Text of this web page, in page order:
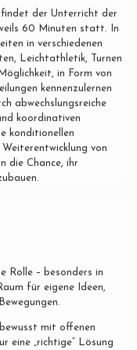
findet der Unterricht der
60 Minuten statt. In
in verschiedenen
Leichtathletik, Turnen
in Form von
kennenzulernen
abwechslungsreiche
koordinativen
konditionellen
von
die Chance, ihr
Rolle – besonders in
für eigene Ideen,
mit offenen
eine „richtige“ Lösung